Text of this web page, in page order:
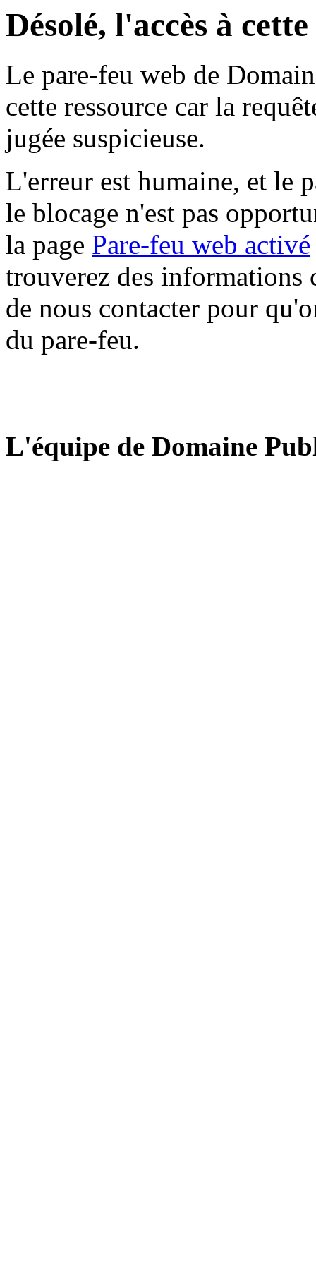
Désolé, l'accès à
Le pare-feu web de
cette ressource car la
jugée suspicieuse.
L'erreur est humaine, et le
le blocage n'est pas
la page Pare-feu web activé
trouverez des informations
de nous contacter pour
du pare-feu.
L'équipe de Domaine